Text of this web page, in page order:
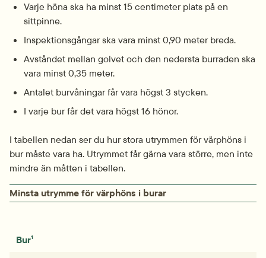
Varje höna ska ha minst 15 centimeter plats på en
sittpinne.
Inspektionsgångar ska vara minst 0,90 meter breda.
Avståndet mellan golvet och den nedersta burraden ska
vara minst 0,35 meter.
Antalet burvåningar får vara högst 3 stycken.
I varje bur får det vara högst 16 hönor.
I tabellen nedan ser du hur stora utrymmen för värphöns i
bur måste vara ha. Utrymmet får gärna vara större, men inte
mindre än måtten i tabellen.
Minsta utrymme för värphöns i burar
Bur¹